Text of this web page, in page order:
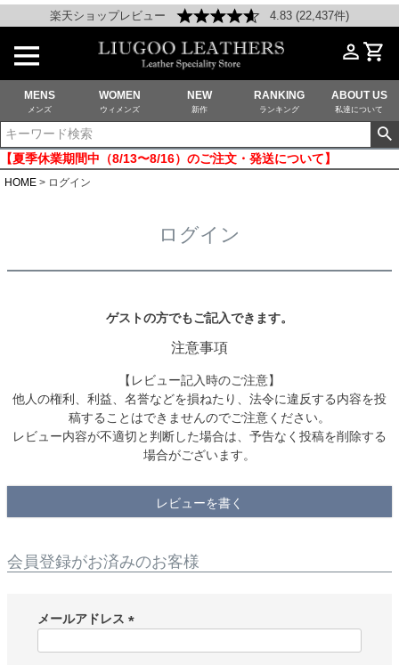
楽天ショップレビュー 4.83 (22,437件)
MENS
メンズ
WOMEN
ウィメンズ
NEW
新作
RANKING
ランキング
ABOUT US
私達について
【夏季休業期間中（8/13〜8/16）のご注文・発送について】
HOME ログイン
ログイン
ゲストの方でもご記入できます。
注意事項
【レビュー記入時のご注意】
他人の権利、利益、名誉などを損ねたり、法令に違反する内容を投
稿することはできませんのでご注意ください。
レビュー内容が不適切と判断した場合は、予告なく投稿を削除する
場合がございます。
レビューを書く
会員登録がお済みのお客様
メールアドレス